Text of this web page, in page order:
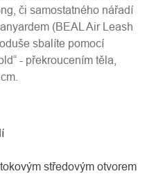
či samostatného nářadí
(BEAL Air Leash
sbalíte pomocí
- překroucením těla,
středovým otvorem